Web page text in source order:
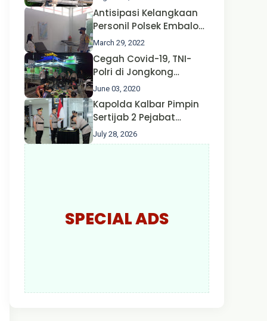
Oleh Satgas Ops Aman
Nusa II Polda Kalbar*
Antisipasi Kelangkaan
Personil Polsek Embaloh
Hulu Gencar Lakukan
Pengecekan Oksigen
March 29, 2022
Cegah Covid-19, TNI-
Polri di Jongkong
Himbau Masyarakat
Jangan Kumpul Hinga
Larut Malam.
June 03, 2020
Kapolda Kalbar Pimpin
Sertijab 2 Pejabat
Utama dan 7 Kapolres,
AKBP Wisnu Perdana
July 28, 2026
SPECIAL ADS